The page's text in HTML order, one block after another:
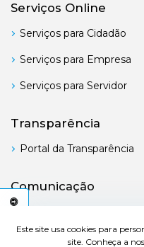
Este site usa cookies para
site. Conheça a
Serviços Online
Serviços para Cidadão
Serviços para Empresa
Serviços para Servidor
Transparência
Portal da Transparência
Comunicação